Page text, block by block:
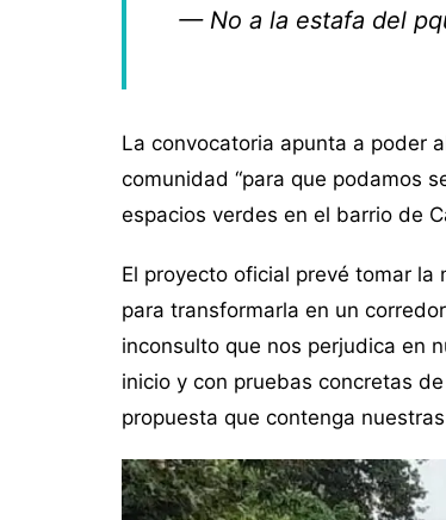
— No a la estafa del
La convocatoria apunta a poder
comunidad “para que podamos
espacios verdes en el barrio de
El proyecto oficial prevé tomar
para transformarla en un
inconsulto que nos perjudica en
inicio y con pruebas concretas
propuesta que contenga